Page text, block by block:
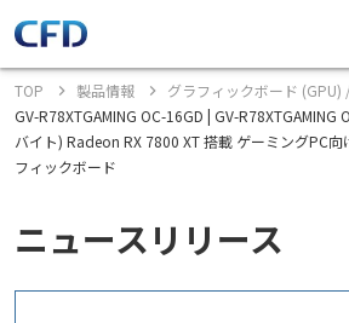
TOP 製品情報
グラフィックボード (GPU)
GV-R78XTGAMING OC-16GD | GV-R78XTGAMING
バイト) Radeon RX 7800 XT 搭載 ゲーミングPC
フィックボード
ニュースリリース